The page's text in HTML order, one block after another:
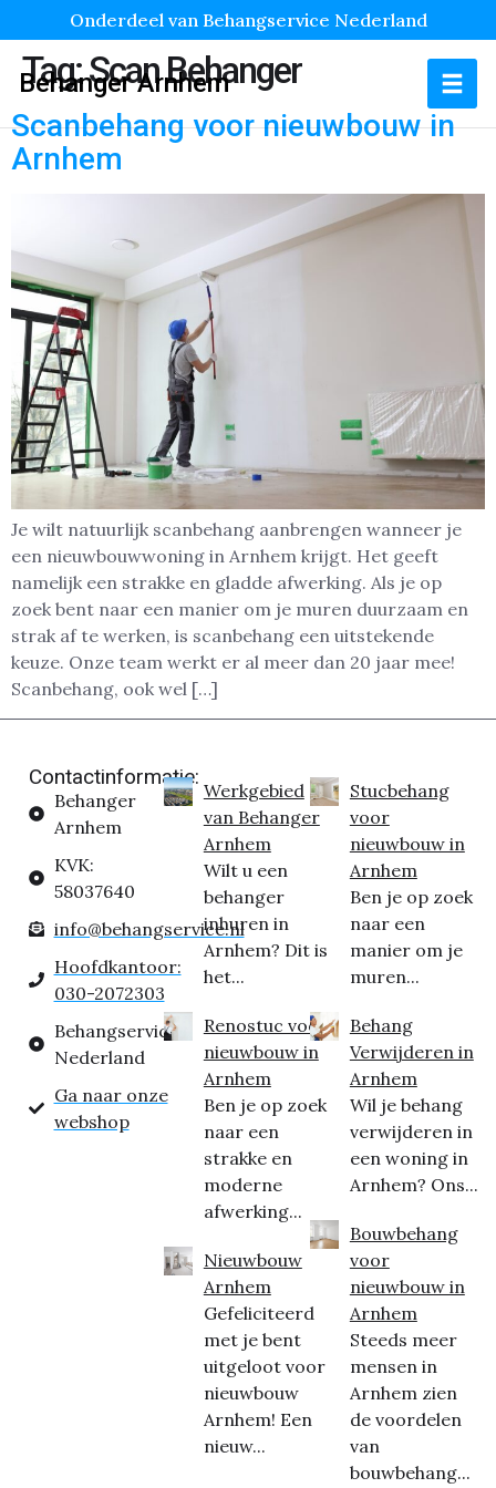
Onderdeel van Behangservice Nederland
Behanger Arnhem
Tag:Scan Behanger
Scanbehang voor nieuwbouw in
Arnhem
Je wilt natuurlijk scanbehang aanbrengen wanneer je
een nieuwbouwwoning in Arnhem krijgt. Het geeft
namelijk een strakke en gladde afwerking. Als je op
zoek bent naar een manier om je muren duurzaam en
strak af te werken, is scanbehang een uitstekende
keuze. Onze team werkt er al meer dan 20 jaar mee!
Scanbehang, ook wel […]
Contactinformatie:
Behanger
Arnhem
KVK:
58037640
info@behangservice.nl
Hoofdkantoor:
030-2072303
Behangservice
Nederland
Ga naar onze
webshop
Werkgebied
van Behanger
Arnhem
Wilt u een
behanger
inhuren in
Arnhem? Dit is
het...
Renostuc voor
nieuwbouw in
Arnhem
Ben je op zoek
naar een
strakke en
moderne
afwerking...
Nieuwbouw
Arnhem
Gefeliciteerd
met je bent
uitgeloot voor
nieuwbouw
Arnhem! Een
nieuw...
Stucbehang
voor
nieuwbouw in
Arnhem
Ben je op zoek
naar een
manier om je
muren...
Behang
Verwijderen in
Arnhem
Wil je behang
verwijderen in
een woning in
Arnhem? Ons...
Bouwbehang
voor
nieuwbouw in
Arnhem
Steeds meer
mensen in
Arnhem zien
de voordelen
van
bouwbehang...